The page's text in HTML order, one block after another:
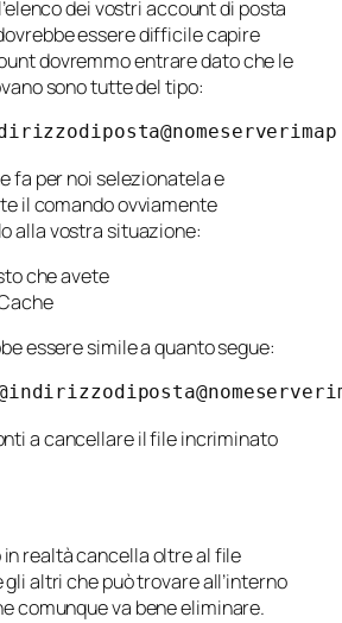
dei vostri account di posta
essere difficile capire
dovremmo entrare dato che le
sono tutte del tipo:
fa per noi selezionatela e
il comando ovviamente
alla vostra situazione:
che avete
essere simile a quanto segue:
a cancellare il file incriminato
realtà cancella oltre al file
altri che può trovare all’interno
comunque va bene eliminare.